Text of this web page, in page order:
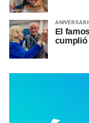
El
cumplió